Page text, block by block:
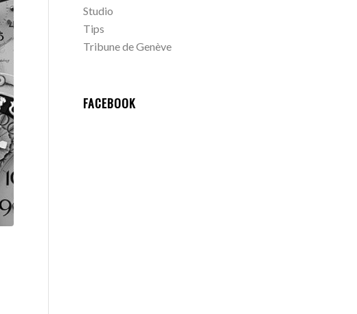
Studio
Tips
Tribune de Genève
FACEBOOK